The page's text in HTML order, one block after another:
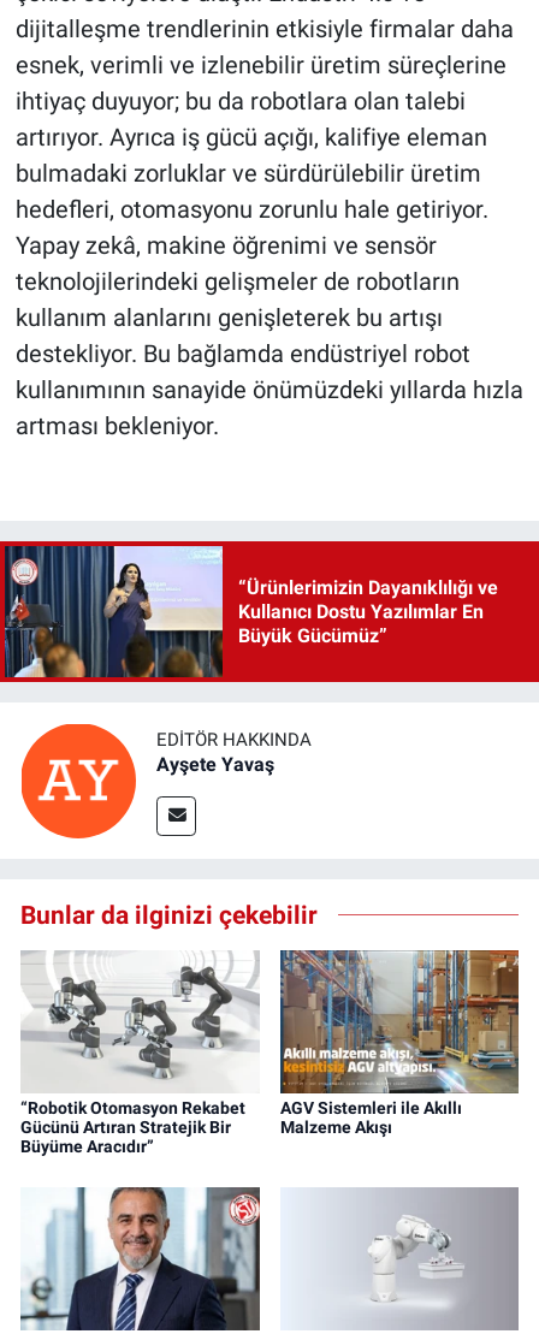
dijitalleşme trendlerinin etkisiyle firmalar daha
esnek, verimli ve izlenebilir üretim süreçlerine
ihtiyaç duyuyor; bu da robotlara olan talebi
artırıyor. Ayrıca iş gücü açığı, kalifiye eleman
bulmadaki zorluklar ve sürdürülebilir üretim
hedefleri, otomasyonu zorunlu hale getiriyor.
Yapay zekâ, makine öğrenimi ve sensör
teknolojilerindeki gelişmeler de robotların
kullanım alanlarını genişleterek bu artışı
destekliyor. Bu bağlamda endüstriyel robot
kullanımının sanayide önümüzdeki yıllarda hızla
artması bekleniyor.
“Ürünlerimizin Dayanıklılığı ve
Kullanıcı Dostu Yazılımlar En
Büyük Gücümüz”
EDITÖR HAKKINDA
Ayşete Yavaş
Bunlar da ilginizi çekebilir
“Robotik Otomasyon Rekabet
Gücünü Artıran Stratejik Bir
Büyüme Aracıdır”
AGV Sistemleri ile Akıllı
Malzeme Akışı